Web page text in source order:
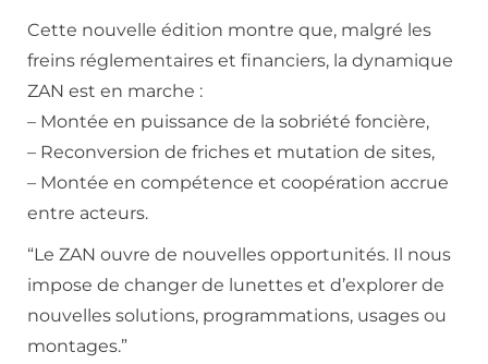
Cette nouvelle édition montre que, malgré les
freins réglementaires et financiers, la dynamique
ZAN est en marche :
– Montée en puissance de la sobriété foncière,
– Reconversion de friches et mutation de sites,
– Montée en compétence et coopération accrue
entre acteurs.
“Le ZAN ouvre de nouvelles opportunités. Il nous
impose de changer de lunettes et d’explorer de
nouvelles solutions, programmations, usages ou
montages.”